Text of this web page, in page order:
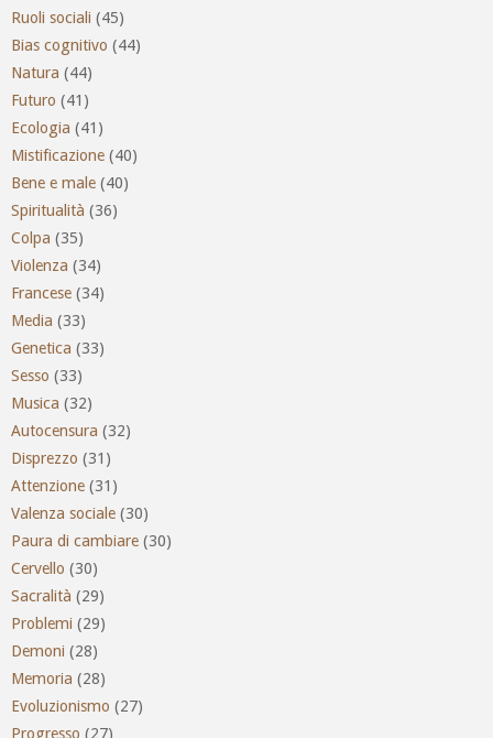
Ruoli sociali (45)
Bias cognitivo (44)
Natura (44)
Futuro (41)
Ecologia (41)
Mistificazione (40)
Bene e male (40)
Spiritualità (36)
Colpa (35)
Violenza (34)
Francese (34)
Media (33)
Genetica (33)
Sesso (33)
Musica (32)
Autocensura (32)
Disprezzo (31)
Attenzione (31)
Valenza sociale (30)
Paura di cambiare (30)
Cervello (30)
Sacralità (29)
Problemi (29)
Demoni (28)
Memoria (28)
Evoluzionismo (27)
Progresso (27)